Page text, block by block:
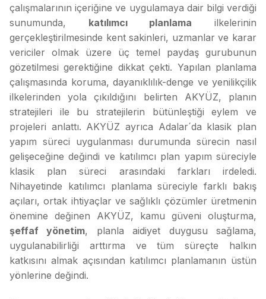
çalışmalarının içeriğine ve uygulamaya dair bilgi verdiği
sunumunda, katılımcı planlama ilkelerinin
gerçekleştirilmesinde kent sakinleri, uzmanlar ve karar
vericiler olmak üzere üç temel paydaş gurubunun
gözetilmesi gerektiğine dikkat çekti. Yapılan planlama
çalışmasında koruma, dayanıklılık-denge ve yenilikçilik
ilkelerinden yola çıkıldığını belirten AKYÜZ, planın
stratejileri ile bu stratejilerin bütünleştiği eylem ve
projeleri anlattı. AKYÜZ ayrıca Adalar´da klasik plan
yapım süreci uygulanması durumunda sürecin nasıl
gelişeceğine değindi ve katılımcı plan yapım süreciyle
klasik plan süreci arasındaki farkları irdeledi.
Nihayetinde katılımcı planlama süreciyle farklı bakış
açıları, ortak ihtiyaçlar ve sağlıklı çözümler üretmenin
önemine değinen AKYÜZ, kamu güveni oluşturma,
şeffaf yönetim, planla aidiyet duygusu sağlama,
uygulanabilirliği arttırma ve tüm süreçte halkın
katkısını almak açısından katılımcı planlamanın üstün
yönlerine değindi.